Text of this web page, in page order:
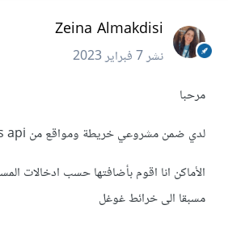
Zeina Almakdisi
نشر7 فبراير 2023
مرحبا
لدي ضمن مشروعي خريطة ومواقع من Google maps api
الأماكن انا اقوم بأضافتها حسب ادخالات
مسبقا الى خرائط غوغل